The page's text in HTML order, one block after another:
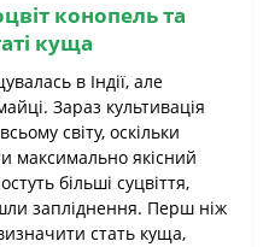
конопель та
куща
в Індії, але
Зараз культивація
світу, оскільки
максимально якісний
більші суцвіття,
запліднення. Перш ніж
стать куща,